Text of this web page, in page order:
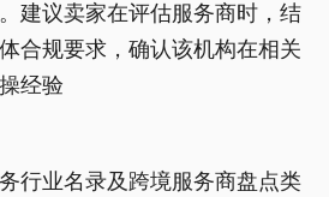
建议卖家在评估服务商时，结
合规要求，确认该机构在相关
经验
行业名录及跨境服务商盘点类